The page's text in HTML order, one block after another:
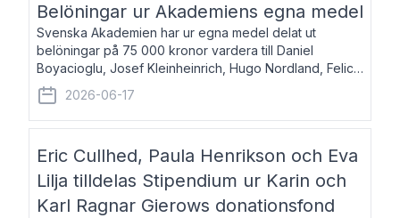
Belöningar ur Akademiens egna medel
Svenska Akademien har ur egna medel delat ut
belöningar på 75 000 kronor vardera till Daniel
Boyacioglu, Josef Kleinheinrich, Hugo Nordland, Felicia
Stenroth och Svante Strandberg. Daniel Boyacioglu,
född 1981, är poet och scenartist. Josef
2026-06-17
Eric Cullhed, Paula Henrikson och Eva
Lilja tilldelas Stipendium ur Karin och
Karl Ragnar Gierows donationsfond